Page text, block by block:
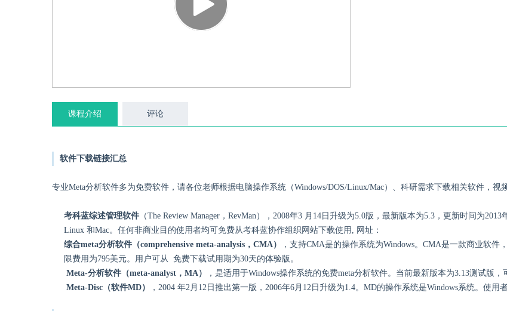
课程介绍 评论
软件下载链接汇总
专业Meta分析软件多为免费软件，请各位老师根据电脑操作系统（Windows/DOS/Linux/Mac）、科研需求下载相关软件，视
考科蓝综述管理软件 （The Review Manager，RevMan），2008年3 月14日升级为5.0版，最新版本为5.3，更新时间为
Linux 和Mac。任何非商业目的使用者均可免费从考科蓝协作组织网站下载使用, 网址：
综合meta分析软件（comprehensive meta-analysis，CMA）
，支持CMA是的操作系统为Windows。CMA是一款商业软
限费用为795美元。用户可从 免费下载试用期为30天的体验版。
Meta-分析软件（meta-analyst，MA）
，是适用于Windows操作系统的免费meta分析软件。当前最新版本为3.13测试版，
Meta-Disc（软件MD）
，2004 年2月12日推出第一版，2006年6月12日升级为1.4。MD的操作系统是Windows系统。使用